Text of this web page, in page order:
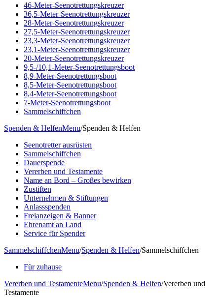
46-Meter-Seenotrettungskreuzer
36,5-Meter-Seenotrettungskreuzer
28-Meter-Seenotrettungskreuzer
27,5-Meter-Seenotrettungskreuzer
23,3-Meter-Seenotrettungskreuzer
23,1-Meter-Seenotrettungskreuzer
20-Meter-Seenotrettungskreuzer
9,5-/10,1-Meter-Seenotrettungsboot
8,9-Meter-Seenotrettungsboot
8,5-Meter-Seenotrettungsboot
8,4-Meter-Seenotrettungsboot
7-Meter-Seenotrettungsboot
Sammelschiffchen
Spenden & HelfenMenu/Spenden & Helfen
Seenotretter ausrüsten
Sammelschiffchen
Dauerspende
Vererben und Testamente
Name an Bord – Großes bewirken
Zustiften
Unternehmen & Stiftungen
Anlassspenden
Freianzeigen & Banner
Ehrenamt an Land
Service für Spender
SammelschiffchenMenu/Spenden & Helfen/Sammelschiffchen
Für zuhause
Vererben und TestamenteMenu/Spenden & Helfen/Vererben und
Testamente